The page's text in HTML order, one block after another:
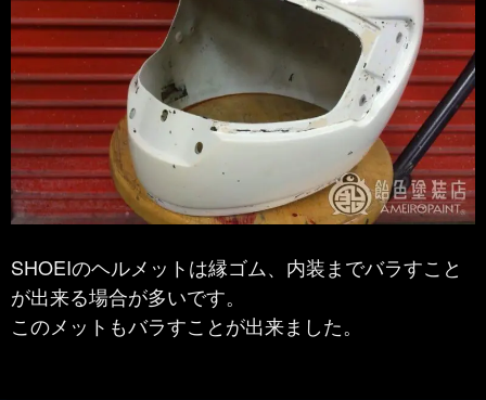
SHOEIのヘルメットは縁ゴム、内装までバラすこと
が出来る場合が多いです。
このメットもバラすことが出来ました。